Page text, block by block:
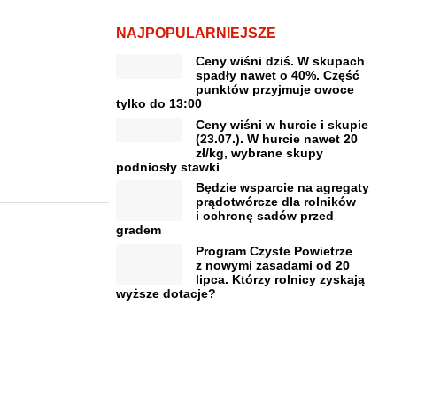
NAJPOPULARNIEJSZE
Ceny wiśni dziś. W skupach
spadły nawet o 40%. Część
punktów przyjmuje owoce
tylko do 13:00
Ceny wiśni w hurcie i skupie
(23.07.). W hurcie nawet 20
zł/kg, wybrane skupy
podniosły stawki
Będzie wsparcie na agregaty
prądotwórcze dla rolników
i ochronę sadów przed
gradem
Program Czyste Powietrze
z nowymi zasadami od 20
lipca. Którzy rolnicy zyskają
wyższe dotacje?